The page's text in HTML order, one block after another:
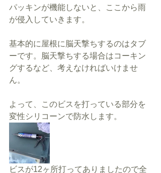
パッキンが機能しないと、ここから雨
が侵入していきます。
基本的に屋根に脳天撃ちするのはタブ
ーです。脳天撃ちする場合はコーキン
グするなど、考えなければいけませ
ん。
よって、このビスを打っている部分を
変性シリコーンで防水します。
ビスが12ヶ所打ってありましたので全